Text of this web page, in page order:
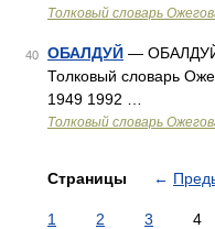
Толковый словарь
40 ОБАЛДУЙ — ОБАЛДУЙ,
Толковый словарь
1949 1992 …
Толковый словарь
Страницы ←
1 2 3 4